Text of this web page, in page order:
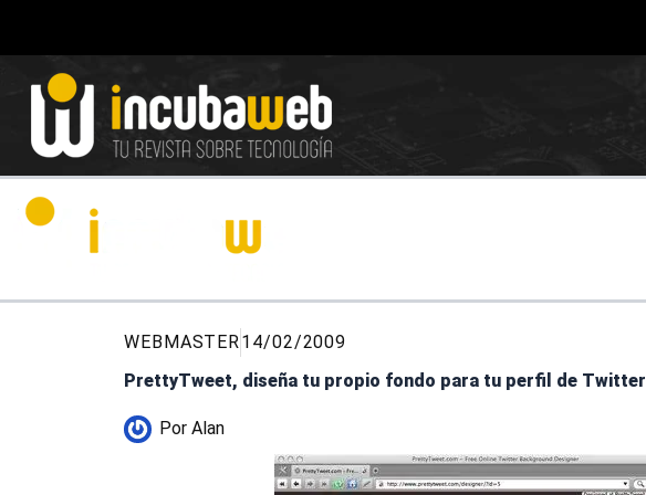
contenido
WEBMASTER14/02/2009
PrettyTweet, diseña tu propio fondo para tu perfil de Twitter
Por Alan